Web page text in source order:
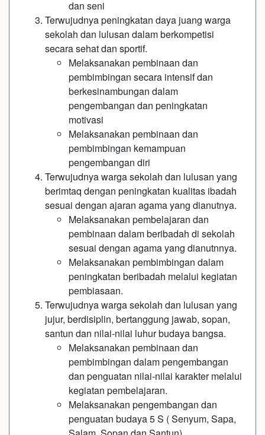
dan seni
Terwujudnya peningkatan daya juang warga
sekolah dan lulusan dalam berkompetisi
secara sehat dan sportif.
Melaksanakan pembinaan dan
pembimbingan secara intensif dan
berkesinambungan dalam
pengembangan dan peningkatan
motivasi
Melaksanakan pembinaan dan
pembimbingan kemampuan
pengembangan diri
Terwujudnya warga sekolah dan lulusan yang
berimtaq dengan peningkatan kualitas ibadah
sesuai dengan ajaran agama yang dianutnya.
Melaksanakan pembelajaran dan
pembinaan dalam beribadah di sekolah
sesuai dengan agama yang dianutnnya.
Melaksanakan pembimbingan dalam
peningkatan beribadah melalui kegiatan
pembiasaan.
Terwujudnya warga sekolah dan lulusan yang
jujur, berdisiplin, bertanggung jawab, sopan,
santun dan nilai-nilai luhur budaya bangsa.
Melaksanakan pembinaan dan
pembimbingan dalam pengembangan
dan penguatan nilai-nilai karakter melalui
kegiatan pembelajaran.
Melaksanakan pengembangan dan
penguatan budaya 5 S ( Senyum, Sapa,